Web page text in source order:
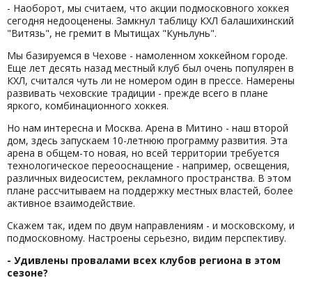
- Наоборот, мы считаем, что акции подмосковного хоккея
сегодня недооценены. Замкнул таблицу КХЛ балашихинский
"Витязь", не гремит в Мытищах "Куньлунь".
Мы базируемся в Чехове - намоленном хоккейном городе.
Еще лет десять назад местный клуб был очень популярен в
КХЛ, считался чуть ли не номером один в прессе. Намерены
развивать чеховские традиции - прежде всего в плане
яркого, комбинационного хоккея.
Но нам интересна и Москва. Арена в Митино - наш второй
дом, здесь запускаем 10-летнюю программу развития. Эта
арена в общем-то новая, но всей территории требуется
технологическое переооснащение - например, освещения,
различных видеосистем, рекламного пространства. В этом
плане рассчитываем на поддержку местных властей, более
активное взаимодействие.
Скажем так, идем по двум направлениям - и московскому, и
подмосковному. Настроены серьезно, видим перспективу.
- Удивлены провалами всех клубов региона в этом
сезоне?